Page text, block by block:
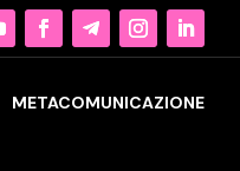
METACOMUNICAZIONE